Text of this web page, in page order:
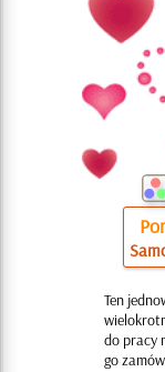
Ten
do pracy
go